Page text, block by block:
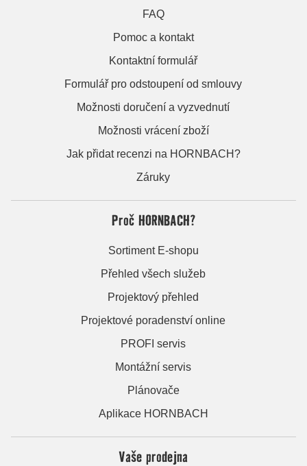
FAQ
Pomoc a kontakt
Kontaktní formulář
Formulář pro odstoupení od smlouvy
Možnosti doručení a vyzvednutí
Možnosti vrácení zboží
Jak přidat recenzi na HORNBACH?
Záruky
Proč HORNBACH?
Sortiment E-shopu
Přehled všech služeb
Projektový přehled
Projektové poradenství online
PROFI servis
Montážní servis
Plánovače
Aplikace HORNBACH
Vaše prodejna